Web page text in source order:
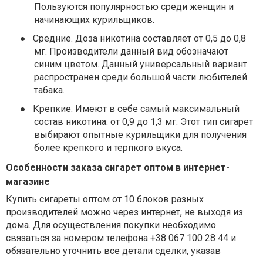
Пользуются популярностью среди женщин и
начинающих курильщиков.
●
Средние. Доза никотина составляет от 0,5 до 0,8
мг. Производители данный вид обозначают
синим цветом. Данный универсальный вариант
распространен среди большой части любителей
табака.
●
Крепкие. Имеют в себе самый максимальный
состав никотина: от 0,9 до 1,3 мг. Этот тип сигарет
выбирают опытные курильщики для получения
более крепкого и терпкого вкуса.
Особенности заказа сигарет оптом в интернет-
магазине
Купить сигареты оптом от 10 блоков разных
производителей можно через интернет, не выходя из
дома. Для осуществления покупки необходимо
связаться за номером телефона +38 067 100 28 44 и
обязательно уточнить все детали сделки, указав